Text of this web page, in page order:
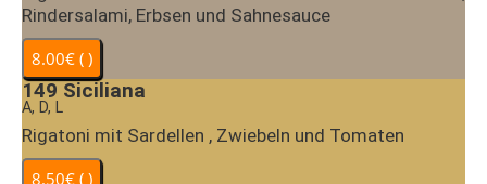
Rindersalami, Erbsen und Sahnesauce
149 Siciliana
A, D, L
Rigatoni mit Sardellen , Zwiebeln und Tomaten